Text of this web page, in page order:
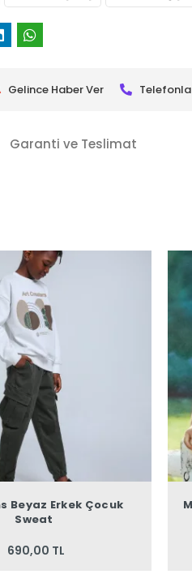
Gelince Haber Ver
Garanti ve Teslimat
Beyaz Erkek Çocuk
Sweat
690,00 TL